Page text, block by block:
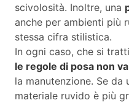
scivolosità. Inoltre, una
anche per ambienti più
stessa cifra stilistica.
In ogni caso, che si
le regole di posa non
la manutenzione. Se
materiale ruvido è più